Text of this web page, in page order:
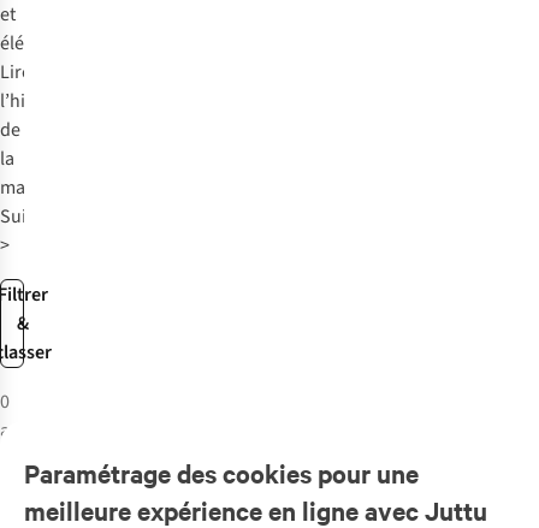
&
et
élégant.
Lire
l’histoire
de
la
marque
Suit
>
0
articles
Paramétrage des cookies pour une
meilleure expérience en ligne avec Juttu